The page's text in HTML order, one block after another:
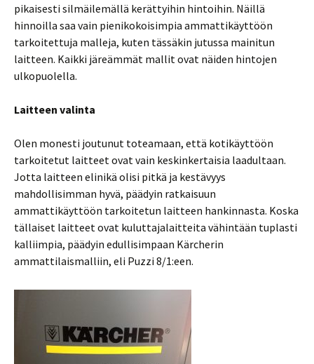
pikaisesti silmäilemällä kerättyihin hintoihin. Näillä
hinnoilla saa vain pienikokoisimpia ammattikäyttöön
tarkoitettuja malleja, kuten tässäkin jutussa mainitun
laitteen. Kaikki järeämmät mallit ovat näiden hintojen
ulkopuolella.
Laitteen valinta
Olen monesti joutunut toteamaan, että kotikäyttöön
tarkoitetut laitteet ovat vain keskinkertaisia laadultaan.
Jotta laitteen elinikä olisi pitkä ja kestävyys
mahdollisimman hyvä, päädyin ratkaisuun
ammattikäyttöön tarkoitetun laitteen hankinnasta. Koska
tällaiset laitteet ovat kuluttajalaitteita vähintään tuplasti
kalliimpia, päädyin edullisimpaan Kärcherin
ammattilaismalliin, eli Puzzi 8/1:een.